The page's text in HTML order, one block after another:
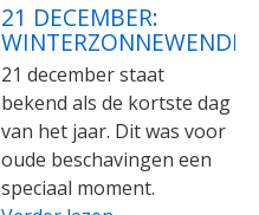
21 DECEMBER:
WINTERZONNEWENDE
21 december staat
bekend als de kortste dag
van het jaar. Dit was voor
oude beschavingen een
speciaal moment.